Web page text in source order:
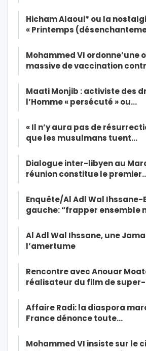
Hicham Alaoui* ou la
« Printemps
Mohammed VI ordonne’une
massive de vaccination
Maati Monjib : activiste des
l’Homme « persécuté » ou…
« Il n’y aura pas de
que les musulmans tuent…
Dialogue inter-libyen au
réunion constitue le
Enquête/Al Adl Wal Ihssane-
gauche: “frapper ensemble
Al Adl Wal Ihssane, une
l’amertume
Rencontre avec Anouar
réalisateur du film de
Affaire Radi: la diaspora
France dénonce toute…
Mohammed VI insiste sur le